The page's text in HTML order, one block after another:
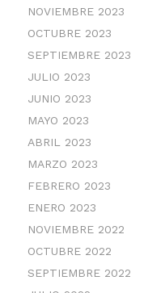
NOVIEMBRE 2023
OCTUBRE 2023
SEPTIEMBRE 2023
JULIO 2023
JUNIO 2023
MAYO 2023
ABRIL 2023
MARZO 2023
FEBRERO 2023
ENERO 2023
NOVIEMBRE 2022
OCTUBRE 2022
SEPTIEMBRE 2022